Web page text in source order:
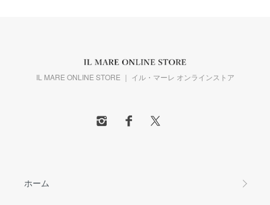
IL MARE ONLINE STORE ｜ イル・マーレ オンラインストア
ホーム